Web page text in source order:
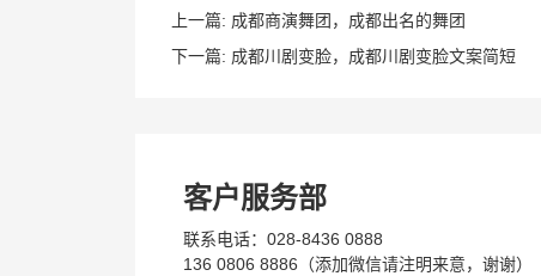
上一篇: 成都商演舞团，成都出名的舞团
下一篇: 成都川剧变脸，成都川剧变脸文案简短
客户服务部
联系电话：028-8436 0888
136 0806 8886（添加微信请注明来意，谢谢）